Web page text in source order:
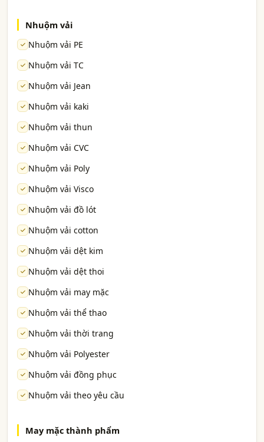
Nhuộm vải
Nhuộm vải PE
Nhuộm vải TC
Nhuộm vải Jean
Nhuộm vải kaki
Nhuộm vải thun
Nhuộm vải CVC
Nhuộm vải Poly
Nhuộm vải Visco
Nhuộm vải đồ lót
Nhuộm vải cotton
Nhuộm vải dệt kim
Nhuộm vải dệt thoi
Nhuộm vải may mặc
Nhuộm vải thể thao
Nhuộm vải thời trang
Nhuộm vải Polyester
Nhuộm vải đồng phục
Nhuộm vải theo yêu cầu
May mặc thành phẩm